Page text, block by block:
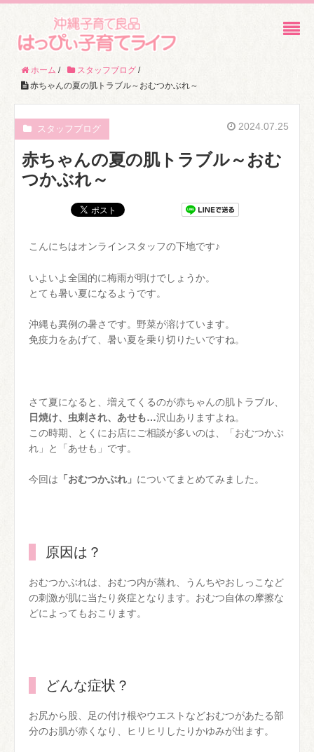
ホーム / スタッフブログ /
赤ちゃんの夏の肌トラブル～おむつかぶれ～
スタッフブログ 2024.07.25
赤ちゃんの夏の肌トラブル～おむ
つかぶれ～
こんにちはオンラインスタッフの下地です♪
いよいよ全国的に梅雨が明けでしょうか。
とても暑い夏になるようです。
沖縄も異例の暑さです。野菜が溶けています。
免疫力をあげて、暑い夏を乗り切りたいですね。
さて夏になると、増えてくるのが赤ちゃんの肌トラブル、
日焼け、虫刺され、あせも…沢山ありますよね。
この時期、とくにお店にご相談が多いのは、「おむつかぶ
れ」と「あせも」です。
今回は 「おむつかぶれ」 についてまとめてみました。
原因は？
おむつかぶれは、おむつ内が蒸れ、うんちやおしっこなど
の刺激が肌に当たり炎症となります。おむつ自体の摩擦な
どによってもおこります。
どんな症状？
お尻から股、足の付け根やウエストなどおむつがあたる部
分のお肌が赤くなり、ヒリヒリしたりかゆみが出ます。